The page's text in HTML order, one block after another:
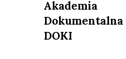
Akademia
DOKI